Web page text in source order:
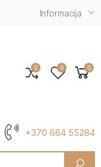
Informacija
+370 664 55284
0 0 0